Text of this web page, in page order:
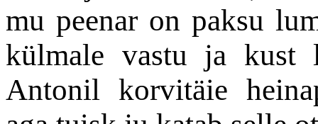
mu peenar on paksu
külmale vastu ja kust
Antonil korvitäie